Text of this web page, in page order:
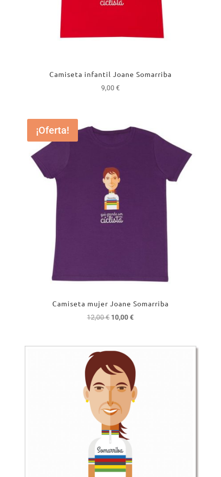
Camiseta infantil Joane Somarriba
9,00 €
¡Oferta!
Camiseta mujer Joane Somarriba
12,00€ El
era:
12,00 €.
10,00€El
10,00 €.